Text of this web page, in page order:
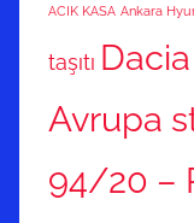
ACIK KASA Ankara
taşıtı
Avrupa
94/20 –